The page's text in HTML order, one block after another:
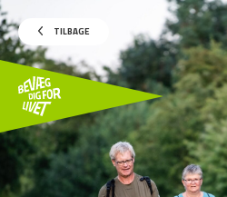
TILBAGE